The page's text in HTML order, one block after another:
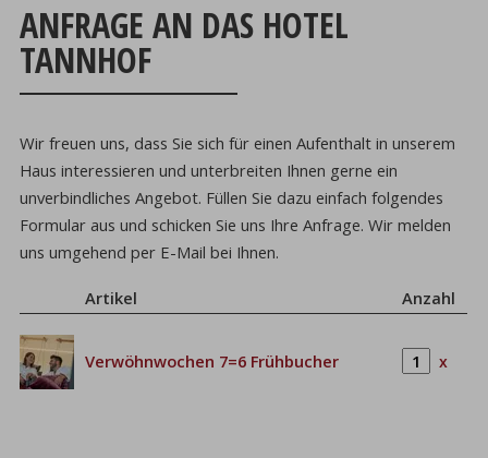
ANFRAGE AN DAS HOTEL
TANNHOF
Wir freuen uns, dass Sie sich für einen Aufenthalt in unserem
Haus interessieren und unterbreiten Ihnen gerne ein
unverbindliches Angebot. Füllen Sie dazu einfach folgendes
Formular aus und schicken Sie uns Ihre Anfrage. Wir melden
uns umgehend per E-Mail bei Ihnen.
Artikel Anzahl
Verwöhnwochen 7=6 Frühbucher x